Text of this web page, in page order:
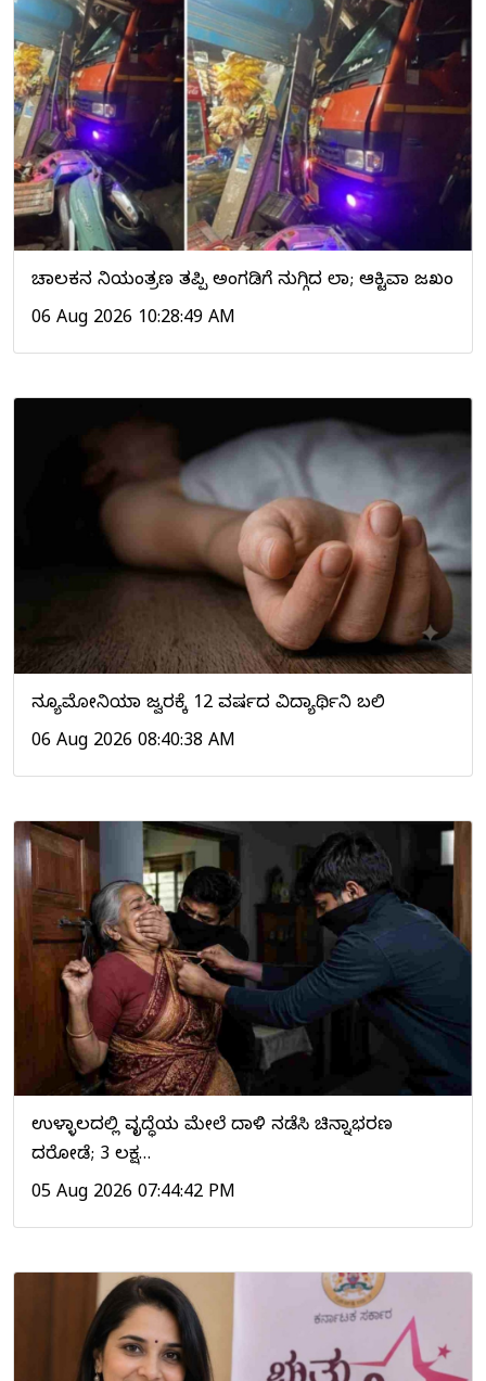
ಚಾಲಕನ ನಿಯಂತ್ರಣ ತಪ್ಪಿ ಅಂಗಡಿಗೆ ನುಗ್ಗಿದ ಲಾರಿ; ಆಕ್ಟಿವಾ ಜಖಂ
06 Aug 2026 10:28:49 AM
ನ್ಯೂಮೋನಿಯಾ ಜ್ವರಕ್ಕೆ 12 ವರ್ಷದ ವಿದ್ಯಾರ್ಥಿನಿ ಬಲಿ
06 Aug 2026 08:40:38 AM
ಉಳ್ಳಾಲದಲ್ಲಿ ವೃದ್ಧೆಯ ಮೇಲೆ ದಾಳಿ ನಡೆಸಿ ಚಿನ್ನಾಭರಣ
ದರೋಡೆ; ₹3 ಲಕ್ಷ…
05 Aug 2026 07:44:42 PM